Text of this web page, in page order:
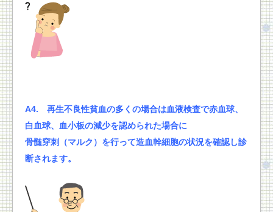
A4. 再生不良性貧血の多くの場合は血液検査で赤血球、
白血球、血小板の減少を認められた場合に
骨髄穿刺（マルク）を行って造血幹細胞の状況を確認し診
断されます。